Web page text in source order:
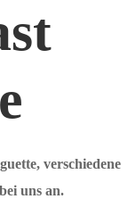
verschiedene
uns an.